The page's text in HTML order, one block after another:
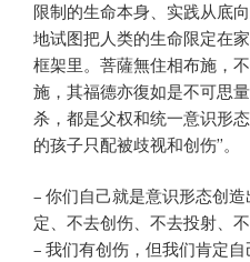
限制的生命本身、实践从底
地试图把人类的生命限定在
框架里。菩薩無住相布施，
施，其福德亦復如是不可思
杀，都是父权和统一意识形
的孩子只配被歧视和创伤”。
– 你们自己就是意识形态创
定、不去创伤、不去投射、
– 我们有创伤，但我们肯定